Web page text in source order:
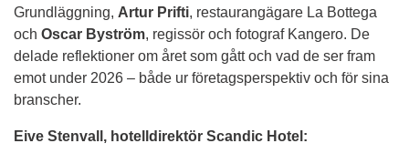
Grundläggning, Artur Prifti, restaurangägare La Bottega
och Oscar Byström, regissör och fotograf Kangero. De
delade reflektioner om året som gått och vad de ser fram
emot under 2026 – både ur företagsperspektiv och för sina
branscher.
Eive Stenvall, hotelldirektör Scandic Hotel: